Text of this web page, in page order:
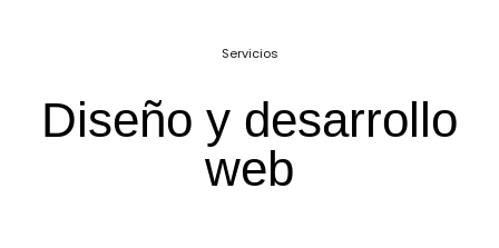
Servicios
Diseño y desarrollo
web